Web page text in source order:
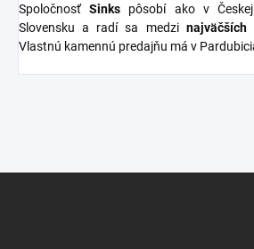
SpoločnosťSinks pôsobí ako v
Slovensku a radí sa medzi
Vlastnú kamennú predajňu má v